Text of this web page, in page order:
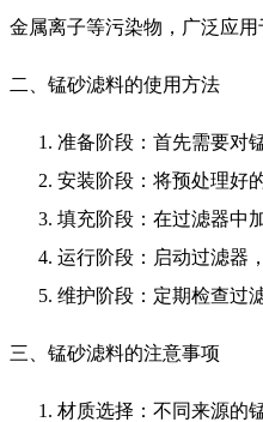
金属离子等污染物，广泛应用
二、锰砂滤料的使用方法
准备阶段：首先需要对
安装阶段：将预处理好
填充阶段：在过滤器中
运行阶段：启动过滤器
维护阶段：定期检查过
三、锰砂滤料的注意事项
材质选择：不同来源的